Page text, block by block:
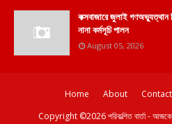
কক্সবাজারে জুলাই গণঅভ্যুত্থান
নানা কর্মসূচি পালন
August 05, 2026
Home About
Copyright ©2026পরিকল্পিত বার্তা -